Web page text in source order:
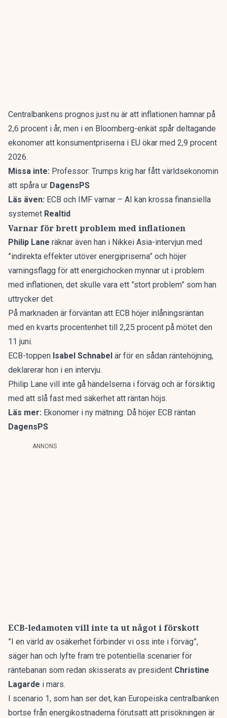
Centralbankens prognos just nu är att inflationen hamnar på
2,6 procent i år, men i en Bloomberg-enkät spår deltagande
ekonomer att konsumentpriserna i EU ökar med 2,9 procent
2026.
Missa inte: Professor: Trumps krig har fått världsekonomin
att spåra ur DagensPS
Läs även: ECB och IMF varnar – AI kan krossa finansiella
systemet Realtid
Varnar för brett problem med inflationen
Philip Lane räknar även han i Nikkei Asia-intervjun med
”indirekta effekter utöver energipriserna” och höjer
varningsflagg för att energichocken mynnar ut i problem
med inflationen, det skulle vara ett ”stort problem” som han
uttrycker det.
På marknaden är förväntan att ECB höjer inlåningsräntan
med en kvarts procentenhet till 2,25 procent på mötet den
11 juni.
ECB-toppen Isabel Schnabel är för en sådan räntehöjning,
deklarerar hon i en intervju.
Philip Lane vill inte gå händelserna i förväg och är försiktig
med att slå fast med säkerhet att räntan höjs.
Läs mer: Ekonomer i ny mätning: Då höjer ECB räntan
DagensPS
ANNONS
ECB-ledamoten vill inte ta ut något i förskott
”I en värld av osäkerhet förbinder vi oss inte i förväg”,
säger han och lyfte fram tre potentiella scenarier för
räntebanan som redan skisserats av president Christine
Lagarde i mars.
I scenario 1, som han ser det, kan Europeiska centralbanken
bortse från energikostnaderna förutsatt att prisökningen är